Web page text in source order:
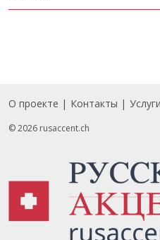
Footer
О проекте Контакты Услуги
© 2026 rusaccent.ch